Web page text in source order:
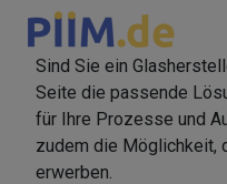
Sind Sie ein
Seite die passende
für Ihre Prozesse und
zudem die Möglichkeit,
erwerben.